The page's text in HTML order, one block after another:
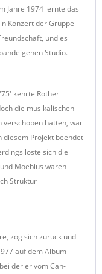
Jahre 1974 lernte das
Konzert der Gruppe
und es
Studio.
kehrte Rother
die musikalischen
verschoben hatten, war
diesem Projekt beendet
löste sich die
Moebius waren
Struktur
zog sich zurück und
auf dem Album
der er vom Can-